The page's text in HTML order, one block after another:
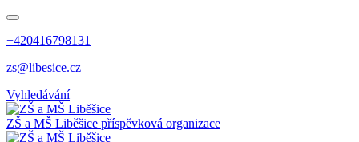
+420416798131
zs@libesice.cz
Vyhledávání
ZŠ a MŠ Liběšice příspěvková organizace